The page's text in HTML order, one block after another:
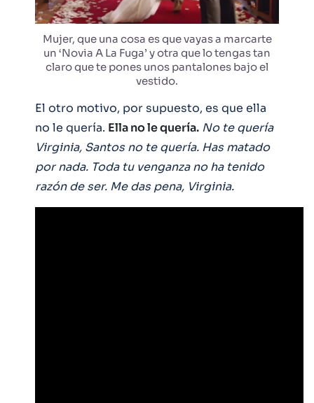
Mujer, que una cosa es que vayas a marcarte
un ‘Novia A La Fuga’ y otra que lo tengas tan
claro que te pones unos pantalones bajo el
vestido.
El otro motivo, por supuesto, es que ella
no le quería. Ella no le quería. No te quería
Virginia, Santos no te quería. Has matado
por nada. Toda tu venganza no ha tenido
razón de ser. Me das pena, Virginia.